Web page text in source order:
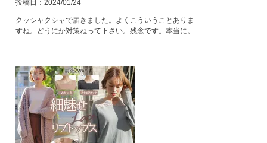
投稿日 2024/01/24
クッシャクシャで届きました。よくこういうことありま
すね。どうにか対策ねって下さい。残念です。本当に。